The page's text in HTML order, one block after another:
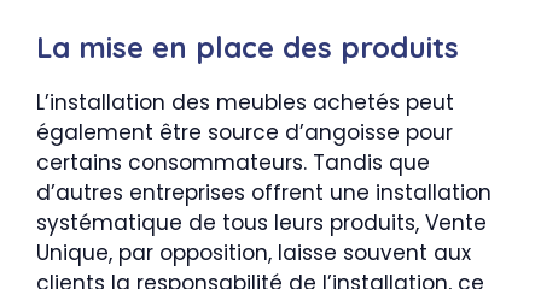
La mise en place des produits
L’installation des meubles achetés peut
également être source d’angoisse pour
certains consommateurs. Tandis que
d’autres entreprises offrent une installation
systématique de tous leurs produits, Vente
Unique, par opposition, laisse souvent aux
clients la responsabilité de l’installation, ce